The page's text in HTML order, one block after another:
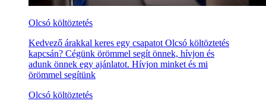
Olcsó költöztetés
Kedvező árakkal keres egy csapatot Olcsó költöztetés
kapcsán? Cégünk örömmel segít önnek, hívjon és
adunk önnek egy ajánlatot. Hívjon minket és mi
örömmel segítünk
Olcsó költöztetés